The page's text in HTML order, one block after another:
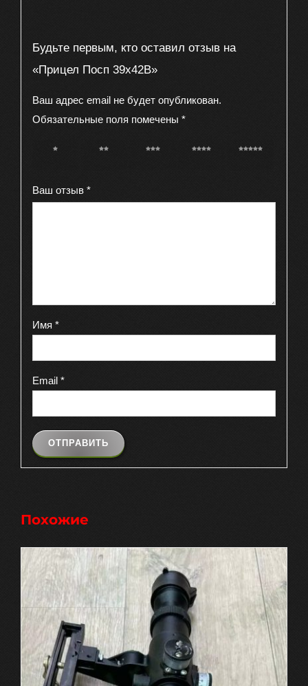
Будьте первым, кто оставил отзыв на
«Прицел Посп 39х42В»
Ваш адрес email не будет опубликован.
Обязательные поля помечены *
1 из 5
2 из 5
3 из 5
4 из 5
5 из 5
Ваш отзыв *
Имя *
Email *
Похожие